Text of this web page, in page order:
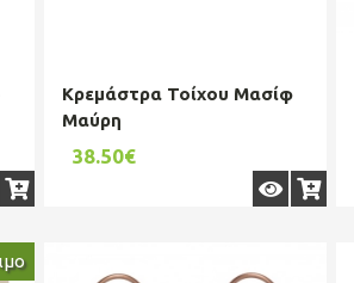
Κρεμάστρα Τοίχου Μασίφ
Μαύρη
38.50€